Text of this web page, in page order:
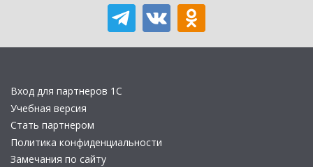
Вход для партнеров 1С
Учебная версия
Стать партнером
Политика конфиденциальности
Замечания по сайту